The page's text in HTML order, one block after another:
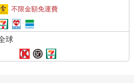
火爐裡，晒乾的玉米心燃起微光赤
息，徐徐穿過日式房舍的長廊，漫
此刻唯一的玩具。那是白天冷冽的
墜落於山間小路的毬果，對於剛從
不限金額免運費
球